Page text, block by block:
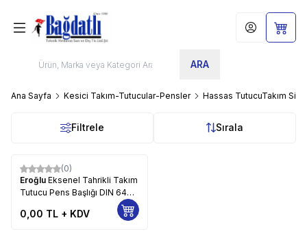
ARA
Hesabım
Ana Sayfa Kesici Takım-Tutucular-Pensler Hassas TutucuTakım
Filtrele Sırala
(0)
Eroğlu Eksenel Tahrikli Takım
Tutucu Pens Başlığı DIN 6499
0,00 TL + KDV